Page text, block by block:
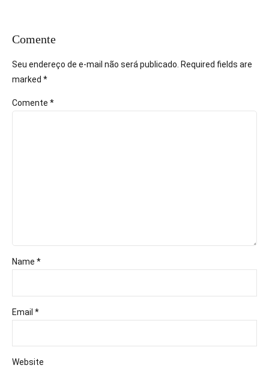
Comente
Seu endereço de e-mail não será publicado. Required fields are
marked *
Comente *
Name *
Email *
Website